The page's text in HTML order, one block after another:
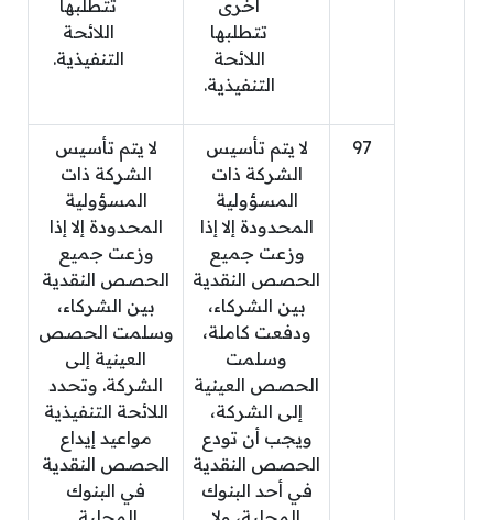
أخرى
تتطلبها
اللائحة
التنفيذية.
تتطلبها
اللائحة
التنفيذية.
97
لا يتم تأسيس
الشركة ذات
المسؤولية
المحدودة إلا إذا
وزعت جميع
الحصص النقدية
بين الشركاء،
ودفعت كاملة،
وسلمت
الحصص العينية
إلى الشركة،
ويجب أن تودع
الحصص النقدية
في أحد البنوك
لا يتم تأسيس
الشركة ذات
المسؤولية
المحدودة إلا إذا
وزعت جميع
الحصص النقدية
بين الشركاء،
وسلمت الحصص
العينية إلى
الشركة. وتحدد
اللائحة التنفيذية
مواعيد إيداع
الحصص النقدية
في البنوك